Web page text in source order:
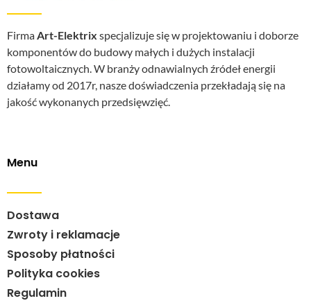
FirmaArt-Elektrix specjalizuje się w projektowaniu i doborze
komponentów do budowy małych i dużych instalacji
fotowoltaicznych. W branży odnawialnych źródeł energii
działamy od 2017r, nasze doświadczenia przekładają się na
jakość wykonanych przedsięwzięć.
Menu
Dostawa
Zwroty i reklamacje
Sposoby płatności
Polityka cookies
Regulamin